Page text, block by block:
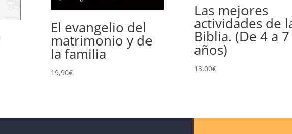
El evangelio del
matrimonio y de
la familia
19,90€
Las mejores
actividades de
Biblia. (De 4 a 7
años)
13,00€